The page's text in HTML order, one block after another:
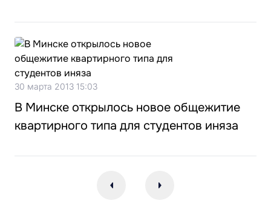
30 марта 2013 15:03
В Минске открылось новое общежитие
квартирного типа для студентов иняза